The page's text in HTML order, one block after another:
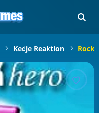
Kedje Reaktion Rock